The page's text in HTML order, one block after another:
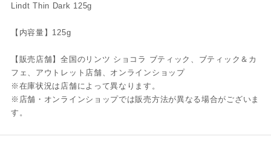
Lindt Thin Dark 125g
【内容量】125g
【販売店舗】全国のリンツ ショコラ ブティック、ブティック＆カ
フェ、アウトレット店舗、オンラインショップ
※在庫状況は店舗によって異なります。
※店舗・オンラインショップでは販売方法が異なる場合がございま
す。